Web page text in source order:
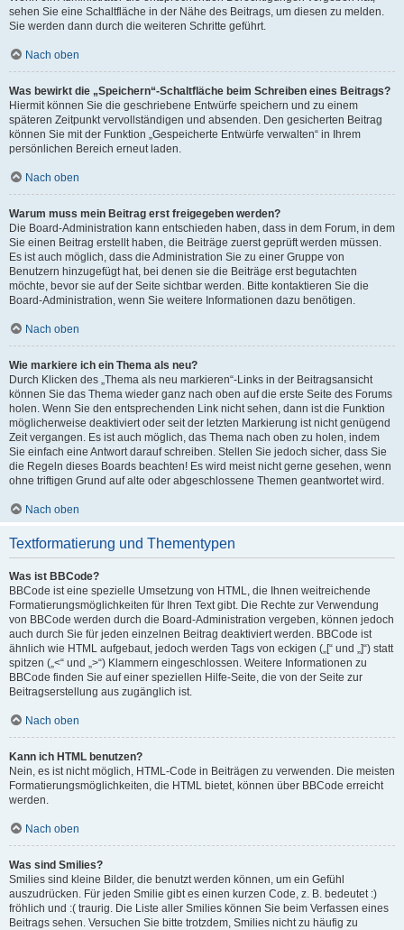
sehen Sie eine Schaltfläche in der Nähe des Beitrags, um diesen zu melden.
Sie werden dann durch die weiteren Schritte geführt.
Nach oben
Was bewirkt die „Speichern“-Schaltfläche beim Schreiben eines Beitrags?
Hiermit können Sie die geschriebene Entwürfe speichern und zu einem
späteren Zeitpunkt vervollständigen und absenden. Den gesicherten Beitrag
können Sie mit der Funktion „Gespeicherte Entwürfe verwalten“ in Ihrem
persönlichen Bereich erneut laden.
Nach oben
Warum muss mein Beitrag erst freigegeben werden?
Die Board-Administration kann entschieden haben, dass in dem Forum, in dem
Sie einen Beitrag erstellt haben, die Beiträge zuerst geprüft werden müssen.
Es ist auch möglich, dass die Administration Sie zu einer Gruppe von
Benutzern hinzugefügt hat, bei denen sie die Beiträge erst begutachten
möchte, bevor sie auf der Seite sichtbar werden. Bitte kontaktieren Sie die
Board-Administration, wenn Sie weitere Informationen dazu benötigen.
Nach oben
Wie markiere ich ein Thema als neu?
Durch Klicken des „Thema als neu markieren“-Links in der Beitragsansicht
können Sie das Thema wieder ganz nach oben auf die erste Seite des Forums
holen. Wenn Sie den entsprechenden Link nicht sehen, dann ist die Funktion
möglicherweise deaktiviert oder seit der letzten Markierung ist nicht genügend
Zeit vergangen. Es ist auch möglich, das Thema nach oben zu holen, indem
Sie einfach eine Antwort darauf schreiben. Stellen Sie jedoch sicher, dass Sie
die Regeln dieses Boards beachten! Es wird meist nicht gerne gesehen, wenn
ohne triftigen Grund auf alte oder abgeschlossene Themen geantwortet wird.
Nach oben
Textformatierung und Thementypen
Was ist BBCode?
BBCode ist eine spezielle Umsetzung von HTML, die Ihnen weitreichende
Formatierungsmöglichkeiten für Ihren Text gibt. Die Rechte zur Verwendung
von BBCode werden durch die Board-Administration vergeben, können jedoch
auch durch Sie für jeden einzelnen Beitrag deaktiviert werden. BBCode ist
ähnlich wie HTML aufgebaut, jedoch werden Tags von eckigen („[“ und „]“) statt
spitzen („<“ und „>“) Klammern eingeschlossen. Weitere Informationen zu
BBCode finden Sie auf einer speziellen Hilfe-Seite, die von der Seite zur
Beitragserstellung aus zugänglich ist.
Nach oben
Kann ich HTML benutzen?
Nein, es ist nicht möglich, HTML-Code in Beiträgen zu verwenden. Die meisten
Formatierungsmöglichkeiten, die HTML bietet, können über BBCode erreicht
werden.
Nach oben
Was sind Smilies?
Smilies sind kleine Bilder, die benutzt werden können, um ein Gefühl
auszudrücken. Für jeden Smilie gibt es einen kurzen Code, z. B. bedeutet :)
fröhlich und :( traurig. Die Liste aller Smilies können Sie beim Verfassen eines
Beitrags sehen. Versuchen Sie bitte trotzdem, Smilies nicht zu häufig zu